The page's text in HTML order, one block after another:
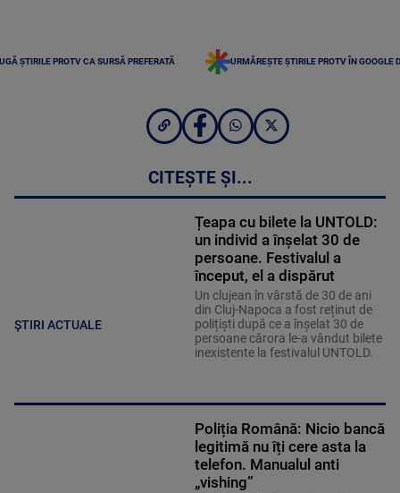
ȘTIRILE PROTV CA SURSĂ PREFERATĂ URMĂREȘTE ȘTIRILE PROTV ÎN GOOGLE
CITEȘTE ȘI...
ȘTIRI ACTUALE
Țeapa cu bilete la UNTOLD:
un individ a înșelat 30 de
persoane. Festivalul a
început, el a dispărut
Un clujean în vârstă de 30 de ani
din Cluj-Napoca a fost reținut de
polițiști după ce a înșelat 30 de
persoane cărora le-a vândut bilete
inexistente la festivalul UNTOLD.
Poliția Română: Nicio bancă
legitimă nu îți cere asta la
telefon. Manualul anti
„vishing”